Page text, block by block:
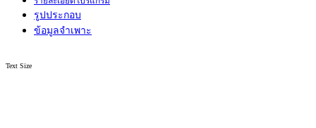
รูปประกอบ
ข้อมูลจำเพาะ
Text Size